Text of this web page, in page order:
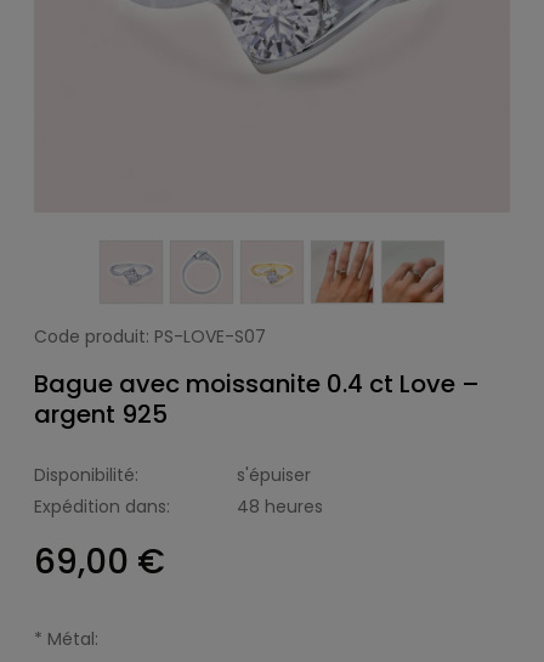
Code produit: PS-LOVE-S07
Bague avec moissanite 0.4 ct Love –
argent 925
Disponibilité:
s'épuiser
Expédition dans:
48 heures
69,00 €
* Métal: